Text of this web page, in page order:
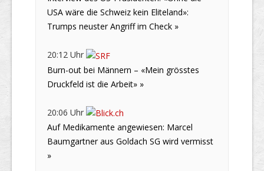
USA wäre die Schweiz kein Eliteland»:
Trumps neuster Angriff im Check »
20:12 Uhr
Burn-out bei Männern – «Mein grösstes
Druckfeld ist die Arbeit» »
20:06 Uhr
Auf Medikamente angewiesen: Marcel
Baumgartner aus Goldach SG wird vermisst
»